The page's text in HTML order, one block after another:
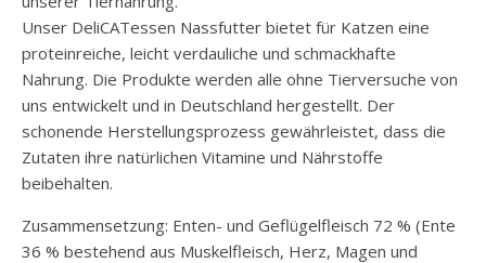
Unser DeliCATessen Nassfutter bietet für Katzen eine
proteinreiche, leicht verdauliche und schmackhafte
Nahrung. Die Produkte werden alle ohne Tierversuche von
uns entwickelt und in Deutschland hergestellt. Der
schonende Herstellungsprozess gewährleistet, dass die
Zutaten ihre natürlichen Vitamine und Nährstoffe
beibehalten.
Zusammensetzung: Enten- und Geflügelfleisch 72 % (Ente
36 % bestehend aus Muskelfleisch, Herz, Magen und